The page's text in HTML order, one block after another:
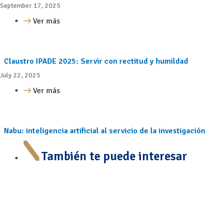
September 17, 2025
Ver más
Claustro IPADE 2025: Servir con rectitud y humildad
July 22, 2025
Ver más
Nabu: inteligencia artificial al servicio de la investigación
También te puede interesar